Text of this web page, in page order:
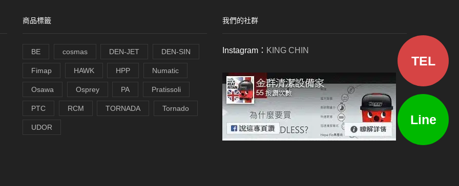
商品標籤
BE cosmas DEN-JET DEN-SIN
Fimap HAWK HPP Numatic
Osawa Osprey PA Pratissoli
PTC RCM TORNADA Tornado
UDOR
我們的社群
Instagram： KING CHIN
TEL
Line